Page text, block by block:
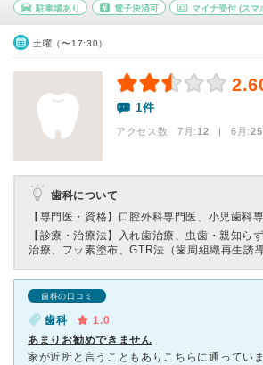
駐車場あり 電子決済可 マイナ受付 (スマ
土曜（〜17:30）
1件
アクセス数 7月:12 | 6月:25
歯科について
【専門医・資格】 口腔外科専門医、小児歯科
【診療・治療法】
入れ歯治療、虫歯・親知ら
治療、フッ素塗布、GTR法（歯周組織再生誘
歯科の口コミ
歯科
1.0
あまりお勧めできません